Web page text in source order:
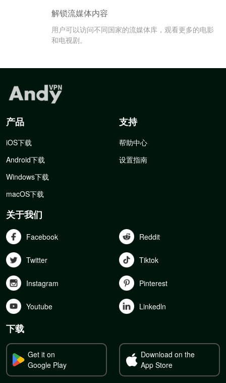
解锁流媒体内容
用户可以访问不同国家的流媒体库，观看更多的电影
和电视剧。
产品
iOS下载
Android下载
Windows下载
macOS下载
支持
帮助中心
设置指南
关于我们
Facebook Reddit
Twitter Tiktok
Instagram Pinterest
Youtube Linkedln
下载
Get it on
Google Play
Download on the
App Store